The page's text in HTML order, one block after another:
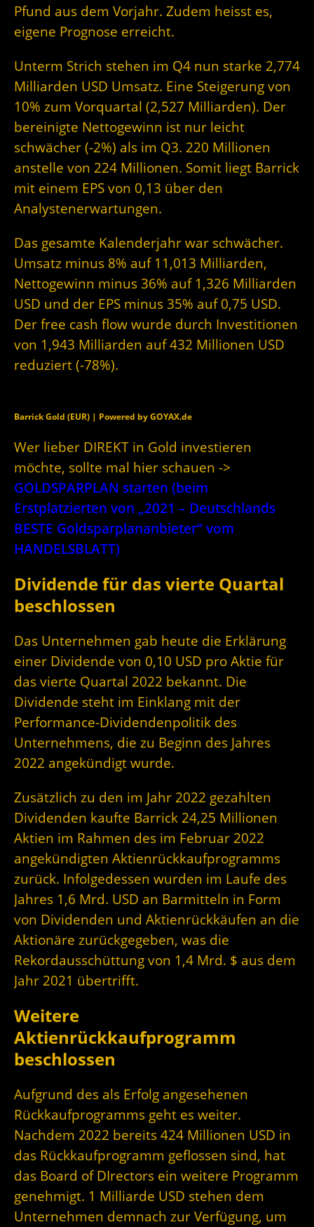
Pfund aus dem Vorjahr. Zudem heisst es,
eigene Prognose erreicht.
Unterm Strich stehen im Q4 nun starke 2,774
Milliarden USD Umsatz. Eine Steigerung von
10% zum Vorquartal (2,527 Milliarden). Der
bereinigte Nettogewinn ist nur leicht
schwächer (-2%) als im Q3. 220 Millionen
anstelle von 224 Millionen. Somit liegt Barrick
mit einem EPS von 0,13 über den
Analystenerwartungen.
Das gesamte Kalenderjahr war schwächer.
Umsatz minus 8% auf 11,013 Milliarden,
Nettogewinn minus 36% auf 1,326 Milliarden
USD und der EPS minus 35% auf 0,75 USD.
Der free cash flow wurde durch Investitionen
von 1,943 Milliarden auf 432 Millionen USD
reduziert (-78%).
Barrick Gold (EUR) | Powered by GOYAX.de
Wer lieber DIREKT in Gold investieren
möchte, sollte mal hier schauen ->
GOLDSPARPLAN starten (beim
Erstplatzierten von „2021 – Deutschlands
BESTE Goldsparplananbieter“ vom
HANDELSBLATT)
Dividende für das vierte Quartal
beschlossen
Das Unternehmen gab heute die Erklärung
einer Dividende von 0,10 USD pro Aktie für
das vierte Quartal 2022 bekannt. Die
Dividende steht im Einklang mit der
Performance-Dividendenpolitik des
Unternehmens, die zu Beginn des Jahres
2022 angekündigt wurde.
Zusätzlich zu den im Jahr 2022 gezahlten
Dividenden kaufte Barrick 24,25 Millionen
Aktien im Rahmen des im Februar 2022
angekündigten Aktienrückkaufprogramms
zurück. Infolgedessen wurden im Laufe des
Jahres 1,6 Mrd. USD an Barmitteln in Form
von Dividenden und Aktienrückkäufen an die
Aktionäre zurückgegeben, was die
Rekordausschüttung von 1,4 Mrd. $ aus dem
Jahr 2021 übertrifft.
Weitere
Aktienrückkaufprogramm
beschlossen
Aufgrund des als Erfolg angesehenen
Rückkaufprogramms geht es weiter.
Nachdem 2022 bereits 424 Millionen USD in
das Rückkaufprogramm geflossen sind, hat
das Board of DIrectors ein weitere Programm
genehmigt. 1 Milliarde USD stehen dem
Unternehmen demnach zur Verfügung, um